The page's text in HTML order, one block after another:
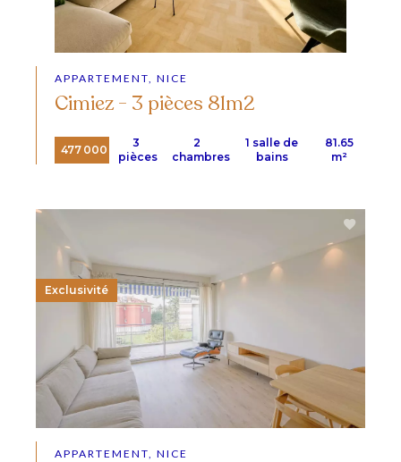
APPARTEMENT, NICE
Cimiez - 3 pièces 81m2
477 000 €
3
pièces
2
chambres
1 salle de
bains
81.65
m²
APPARTEMENT, NICE
Exclusivité